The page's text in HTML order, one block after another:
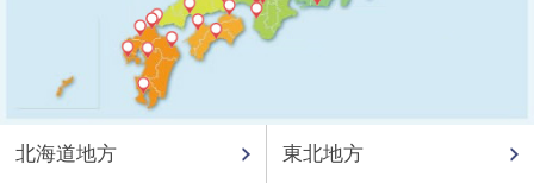
北海道地方 東北地方